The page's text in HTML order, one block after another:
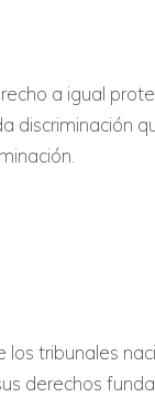
a igual
discriminación
tribunales
derechos